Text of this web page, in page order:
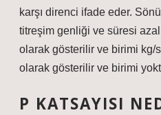
karşı direnci ifade eder.
titreşim genliği ve süresi
olarak gösterilir ve birimi kg/
olarak gösterilir ve birimi
P KATSAYISI